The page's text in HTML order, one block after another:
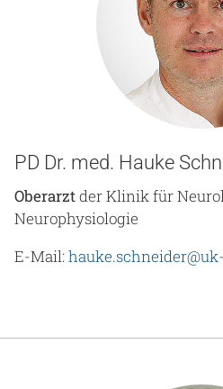
PD Dr. med. Hauke
Oberarztder Klinik für
Neurophysiologie
E-Mail: